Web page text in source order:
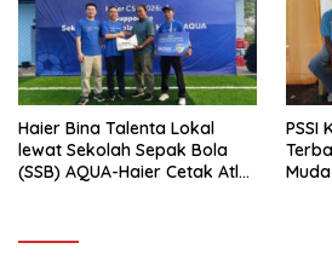
Haier Bina Talenta Lokal
lewat Sekolah Sepak Bola
(SSB) AQUA-Haier Cetak Atlet
PSSI